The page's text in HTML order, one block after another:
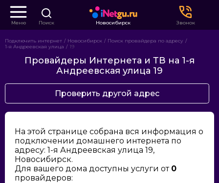
Меню Поиск Новосибирск Звонок
Подключить интернет Новосибирск
Поиск провайдера по адресу
1-я Андреевская улица
19
Провайдеры Интернета и ТВ на 1-я
Андреевская улица 19
Проверить другой адрес
На этой странице собрана вся информация о
подключении домашнего интернета по
адресу: 1-я Андреевская улица 19,
Новосибирск.
Для вашего дома доступны услуги от 0
провайдеров: